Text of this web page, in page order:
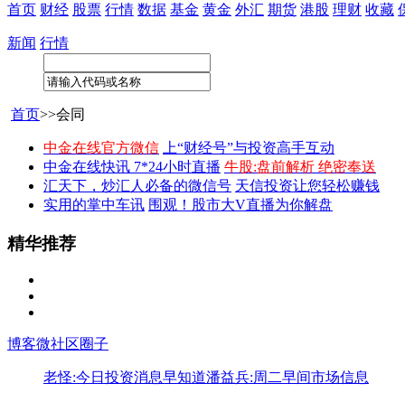
首页 财经 股票 行情 数据 基金 黄金 外汇 期货 港股 理财 收藏
新闻 行情
首页>>会同
中金在线官方微信
上“财经号”与投资高手互动
中金在线快讯 7*24小时直播 牛股:盘前解析 绝密奉送
汇天下，炒汇人必备的微信号 天信投资让您轻松赚钱
实用的掌中车讯 围观！股市大V直播为你解盘
精华推荐
博客微社区圈子
老怪:今日投资消息早知道潘益兵:周二早间市场信息